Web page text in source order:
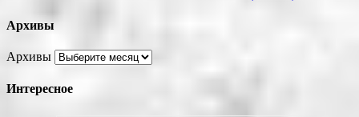
Архивы
Архивы
Интересное